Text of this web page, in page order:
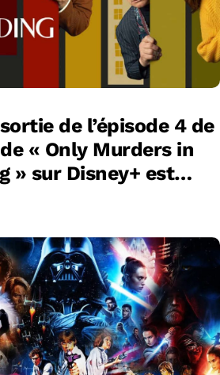
de l’épisode 4 de
« Only Murders in
» sur Disney+ est
!